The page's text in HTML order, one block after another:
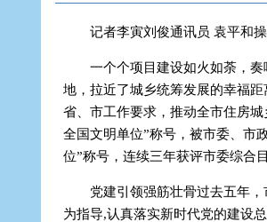
记者李寅刘俊通讯员 袁平和
一个个项目建设如火如荼，
地，拉近了城乡统筹发展的幸福
省、市工作要求，推动全市住房
全国文明单位”称号，被市委、市
位”称号，连续三年获评市委综合
党建引领强筋壮骨过去五年
为指导,认真落实新时代党的建设